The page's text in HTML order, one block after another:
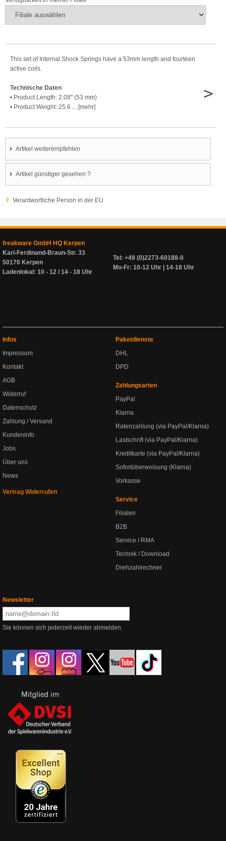
This set of Internal Shock Springs have a 53mm length and fourteen
active coils.
Technische Daten
• Product Length: 2.08" (53 mm)
• Product Weight: 25.6 ... [mehr]
>
Artikel weiterempfehlen
Artikel günstiger gesehen ?
Verantwortliche Person in der EU
freakware GmbH HQ Kerpen
Karl-Ferdinand-Braun-Str. 33
50170 Kerpen
Ladenlokal: 10 - 12 / 14 - 18 Uhr
Tel: +49 (0)2273-60188-0
Mo-Fr: 10-12 Uhr | 14-18 Uhr
Infos
Impressum
Kontakt
AGB
Widerruf
Datenschutz
Zahlung / Versand
Kundeninfo
Jobs
Über uns
News
Vertrag Widerrufen
Paketdienste
DHL
DPD
Zahlungsarten
PayPal
Klarna
Ratenzahlung (via PayPal/Klarna)
Lastschrift (via PayPal/Klarna)
Kreditkarte (via PayPal/Klarna)
Sofortüberweisung (Klarna)
Vorkasse
Service
Filialen
B2B
Service / RMA
Technik / Download
Drehzahlrechner
Newsletter
Sie können sich jederzeit wieder abmelden.